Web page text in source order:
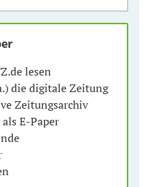
lesen
die digitale Zeitung
Zeitungsarchiv
E-Paper